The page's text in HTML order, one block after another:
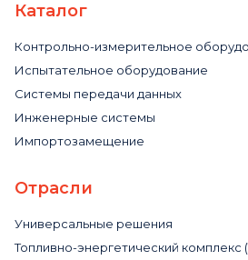
Каталог
Контрольно-измерительное
Испытательное оборудование
Системы передачи данных
Инженерные системы
Импортозамещение
Отрасли
Универсальные решения
Топливно-энергетический комплекс